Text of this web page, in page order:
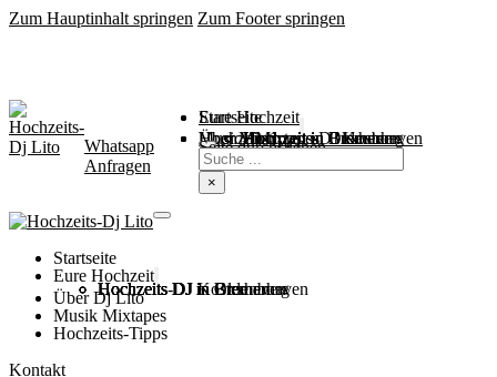
Zum Hauptinhalt springen Zum Footer springen
Startseite
Eure Hochzeit
Hochzeit in Bremen
Hochzeit in Bremerhaven
Hochzeit in Cuxhaven
Hochzeit in Oldenburg
Hochzeits-DJ Kosten
Über Mich
Music / Mixtapes
Hochzeitstipps
Seite durchsuchen
Suchen
×
Whatsapp
Anfragen
Startseite
Eure Hochzeit
Hochzeits DJ in Bremen
Hochzeits DJ in Bremerhaven
Hochzeits DJ in Cuxhaven
Hochzeits DJ in Oldenburg
Hochzeits-DJ Kosten
Über Dj Lito
Musik Mixtapes
Hochzeits-Tipps
Kontakt